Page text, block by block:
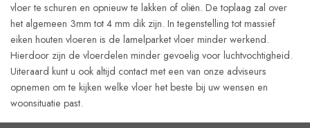
vloer te schuren en opnieuw te lakken of oliën. De toplaag zal over
het algemeen 3mm tot 4 mm dik zijn. In tegenstelling tot massief
eiken houten vloeren is de lamelparket vloer minder werkend.
Hierdoor zijn de vloerdelen minder gevoelig voor luchtvochtigheid.
Uiteraard kunt u ook altijd contact met een van onze adviseurs
opnemen om te kijken welke vloer het beste bij uw wensen en
woonsituatie past.